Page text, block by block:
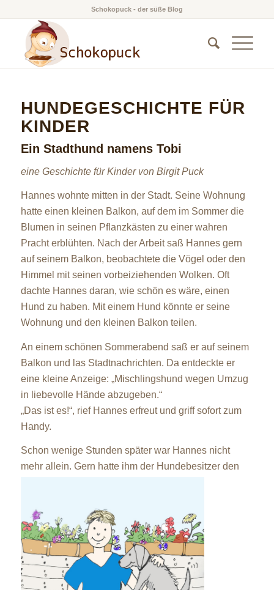
Schokopuck - der süße Blog
HUNDEGESCHICHTE FÜR
KINDER
Ein Stadthund namens Tobi
eine Geschichte für Kinder von Birgit Puck
Hannes wohnte mitten in der Stadt. Seine Wohnung
hatte einen kleinen Balkon, auf dem im Sommer die
Blumen in seinen Pflanzkästen zu einer wahren
Pracht erblühten. Nach der Arbeit saß Hannes gern
auf seinem Balkon, beobachtete die Vögel oder den
Himmel mit seinen vorbeiziehenden Wolken. Oft
dachte Hannes daran, wie schön es wäre, einen
Hund zu haben. Mit einem Hund könnte er seine
Wohnung und den kleinen Balkon teilen.
An einem schönen Sommerabend saß er auf seinem
Balkon und las Stadtnachrichten. Da entdeckte er
eine kleine Anzeige: „Mischlingshund wegen Umzug
in liebevolle Hände abzugeben.“
„Das ist es!“, rief Hannes erfreut und griff sofort zum
Handy.
Schon wenige Stunden später war Hannes nicht
mehr allein. Gern hatte ihm der Hundebesitzer den